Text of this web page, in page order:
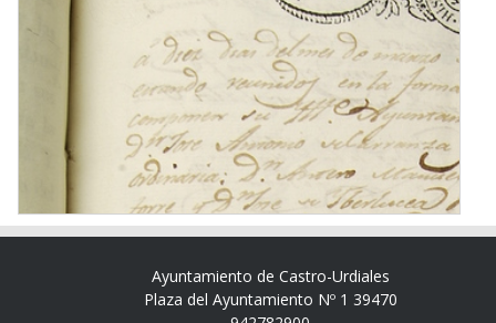
Ayuntamiento de Castro-Urdiales
Plaza del Ayuntamiento Nº 1 39470